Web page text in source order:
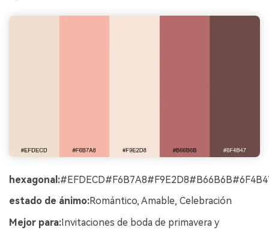
hexagonal:
estado de ánimo:Romántico, Amable, Celebración
Mejor para:Invitaciones de boda de primavera y